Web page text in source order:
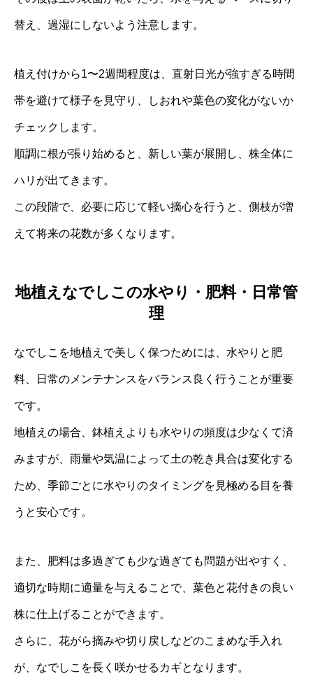
替え、過湿にしないよう注意します。
植え付けから1〜2週間程度は、直射日光が強すぎる時間
帯を避けて様子を見守り、しおれや葉色の変化がないか
チェックします。
順調に根が張り始めると、新しい葉が展開し、株全体に
ハリが出てきます。
この段階で、必要に応じて軽い摘心を行うと、側枝が増
えて将来の花数が多くなります。
地植えなでしこの水やり・肥料・日常管
理
なでしこを地植えで美しく保つためには、水やりと肥
料、日常のメンテナンスをバランス良く行うことが重要
です。
地植えの場合、鉢植えよりも水やりの頻度は少なくて済
みますが、雨量や気温によって土の乾き具合は変化する
ため、季節ごとに水やりのタイミングを見極める目を養
うと安心です。
また、肥料は多過ぎても少な過ぎても問題が出やすく、
適切な時期に適量を与えることで、葉色と花付きの良い
株に仕上げることができます。
さらに、花がら摘みや切り戻しなどのこまめな手入れ
が、なでしこを長く咲かせるカギとなります。